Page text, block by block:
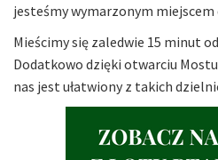
jesteśmy wymarzonym miejscem
Mieścimy się zaledwie 15 minut
Dodatkowo dzięki otwarciu
nas jest ułatwiony z takich